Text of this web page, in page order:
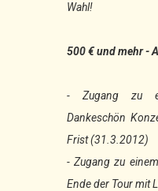
Wahl!
500 € und mehr -
- Zugang zu
Dankeschön
Frist (31.3.2012)
- Zugang zu
Ende der Tour mit